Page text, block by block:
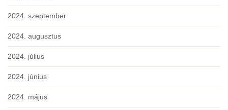
2024. szeptember
2024. augusztus
2024. július
2024. június
2024. május